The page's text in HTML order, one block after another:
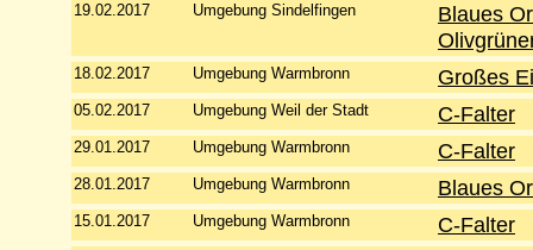
19.02.2017 Umgebung Sindelfingen
Blaues
18.02.2017 Umgebung Warmbronn Großes
05.02.2017 Umgebung Weil der Stadt C-Falter
29.01.2017 Umgebung Warmbronn C-Falter
28.01.2017 Umgebung Warmbronn Blaues
15.01.2017 Umgebung Warmbronn C-Falter